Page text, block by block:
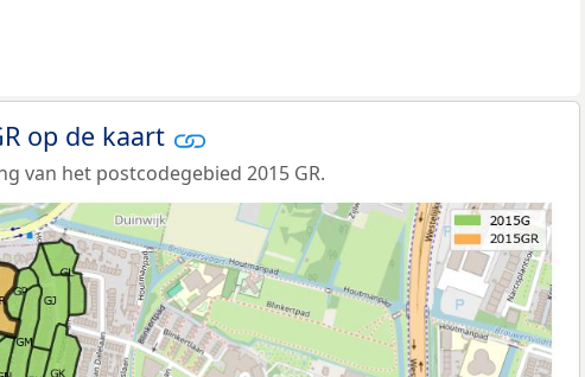
op de kaart
van het postcodegebied 2015 GR.